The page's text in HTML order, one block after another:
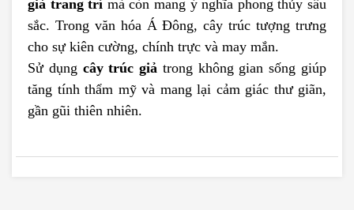
giả trang trímà còn mang ý nghĩa phong thủy sâu
sắc. Trong văn hóa Á Đông, cây trúc tượng trưng
cho sự kiên cường, chính trực và may mắn.
Sử dụng cây trúc giả trong không gian sống giúp
tăng tính thẩm mỹ và mang lại cảm giác thư giãn,
gần gũi thiên nhiên.